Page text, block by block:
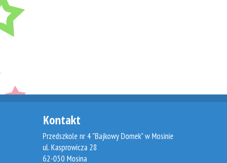
Kontakt
Przedszkole nr 4 "Bajkowy Domek" w Mosinie
ul. Kasprowicza 28
62-050 Mosina